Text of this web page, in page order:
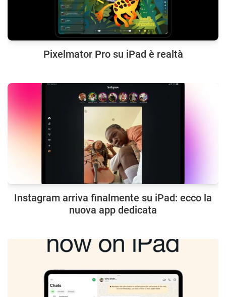
Pixelmator Pro su iPad è realtà
Instagram arriva finalmente su iPad: ecco la
nuova app dedicata